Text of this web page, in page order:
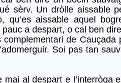
sèrv. Un dròlle aissable
qu’es aissable aquel
pauc a despart, o cal ben
de Cauçada
Soi pas tan
al despart e l’interròga